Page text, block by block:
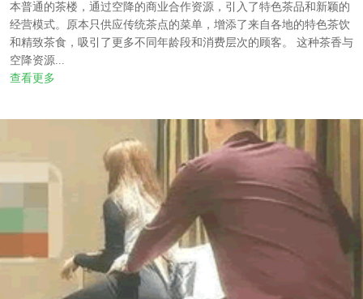
本普通的茶楼，通过空降的商业合作资源，引入了特色茶品和新颖的
经营模式。原本只供应传统茶点的菜单，增添了来自各地的特色茶饮
和精致茶食，吸引了更多不同年龄段和消费层次的顾客。 这种茶香与
空降资源...
查看更多